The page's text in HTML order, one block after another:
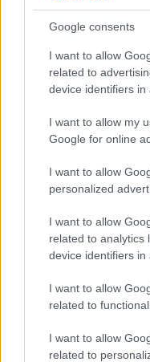
Google consents
I want to allow
related to
device identifiers in
I want to allow my
Google for online
I want to allow
personalized
I want to allow
related to analytics
device identifiers in
I want to allow
related to
I want to allow
related to
PODCASTS